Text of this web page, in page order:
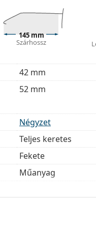
kínálatot, hogy további
szüksége a
előtt olvasd el a
145 mm
Szárhossz
42 mm
52 mm
Négyzet
Teljes keretes
Fekete
Műanyag